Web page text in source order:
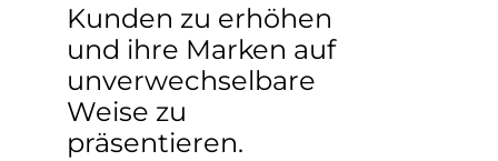
Kunden zu erhöhen
und ihre Marken auf
unverwechselbare
Weise zu
präsentieren.